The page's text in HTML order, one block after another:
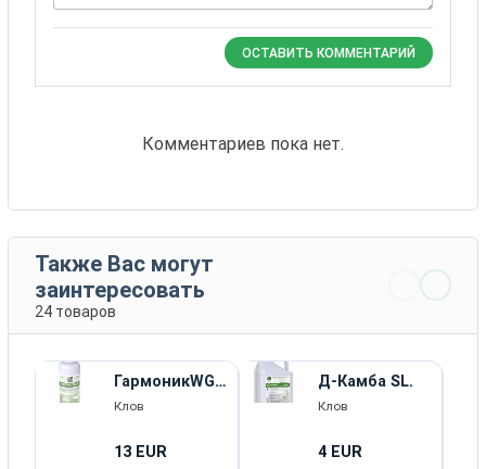
ОСТАВИТЬ КОММЕНТАРИЙ
Комментариев пока нет.
Также Вас могут
заинтересовать
24 товаров
ГармоникWG
в.г.+ ПАР
Клов
13 EUR
Д-Камба SL.
Клов
4 EUR